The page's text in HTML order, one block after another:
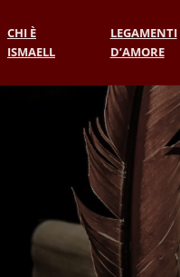
CHI È
ISMAELL
LEGAMENTI
D’AMORE